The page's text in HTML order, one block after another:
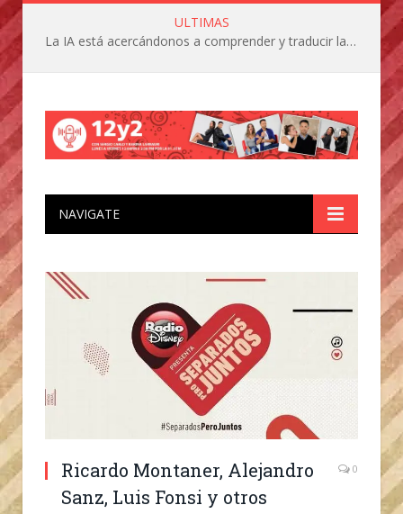
ULTIMAS
La IA está acercándonos a comprender y traducir las vocalizaciones y comportamientos de nuestras mascotas
NAVIGATE
Ricardo Montaner, Alejandro
Sanz, Luis Fonsi y otros
0